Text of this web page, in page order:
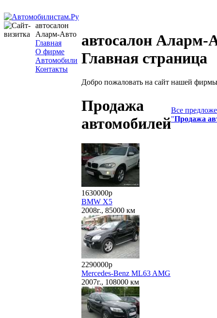
автосалон
Аларм-Авто
Главная
О фирме
Автомобили
Контакты
автосалон Аларм-
Главная страница
Добро пожаловать на сайт нашей
Продажа
автомобилей
Все
"Продажа
1630000р
BMW X5
2008г., 85000 км
2290000р
Mercedes-Benz ML63 AMG
2007г., 108000 км